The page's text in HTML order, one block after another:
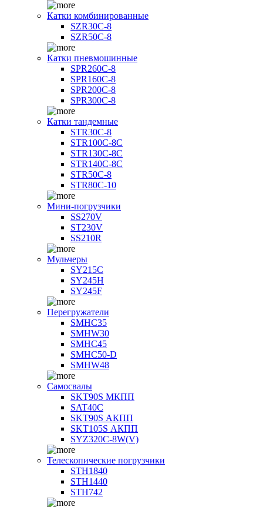
Катки комбинированные
SZR30C-8
SZR50C-8
Катки пневмошинные
SPR260C-8
SPR160C-8
SPR200C-8
SPR300C-8
Катки тандемные
STR30C-8
STR100C-8С
STR130C-8С
STR140C-8С
STR50C-8
STR80C-10
Мини-погрузчики
SS270V
ST230V
SS210R
Мульчеры
SY215C
SY245H
SY245F
Перегружатели
SMHC35
SMHW30
SMHC45
SMHC50-D
SMHW48
Самосвалы
SKT90S МКПП
SAT40C
SKT90S АКПП
SKT105S АКПП
SYZ320C-8W(V)
Телескопические погрузчики
STH1840
STH1440
STH742